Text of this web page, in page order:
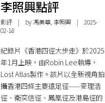
李照興點評
影評| by 馮美華, 李照興 | 2025-
02-18
紀錄片《香港四徑大步走》於2025
年1月上映，由Robin Lee執導，
Lost Atlas製作。該片以全新視角拍
攝香港四條主要遠足徑——麥理浩
徑、衛奕信徑、鳳凰徑及港島徑的